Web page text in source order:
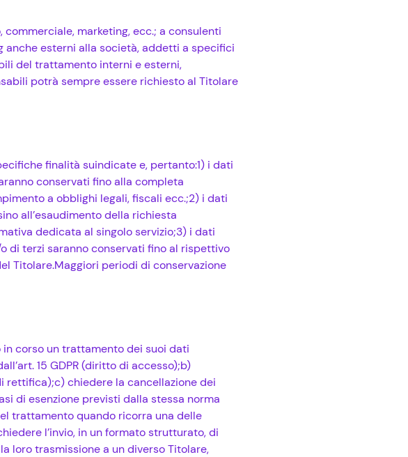
marketing, ecc.; a consulenti
esterni alla società, addetti a specifici
del trattamento interni e esterni,
potrà sempre essere richiesto al Titolare
finalità suindicate e, pertanto:1) i dati
conservati fino alla completa
a obblighi legali, fiscali ecc.;2) i dati
all’esaudimento della richiesta
dedicata al singolo servizio;3) i dati
di terzi saranno conservati fino al rispettivo
Titolare.Maggiori periodi di conservazione
corso un trattamento dei suoi dati
15 GDPR (diritto di accesso);b)
rettifica);c) chiedere la cancellazione dei
di esenzione previsti dalla stessa norma
trattamento quando ricorra una delle
l’invio, in un formato strutturato, di
loro trasmissione a un diverso Titolare,